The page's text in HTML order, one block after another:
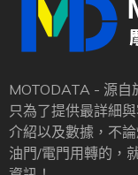
MOTODATA - 源自
只為了提供最詳細
介紹以及數據，不
油門/電門用轉的，